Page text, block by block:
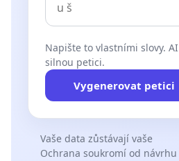
Napište to vlastními slovy.
silnou petici.
Vygenerovat petici
Vaše data zůstávají vaše
Ochrana soukromí od návrhu